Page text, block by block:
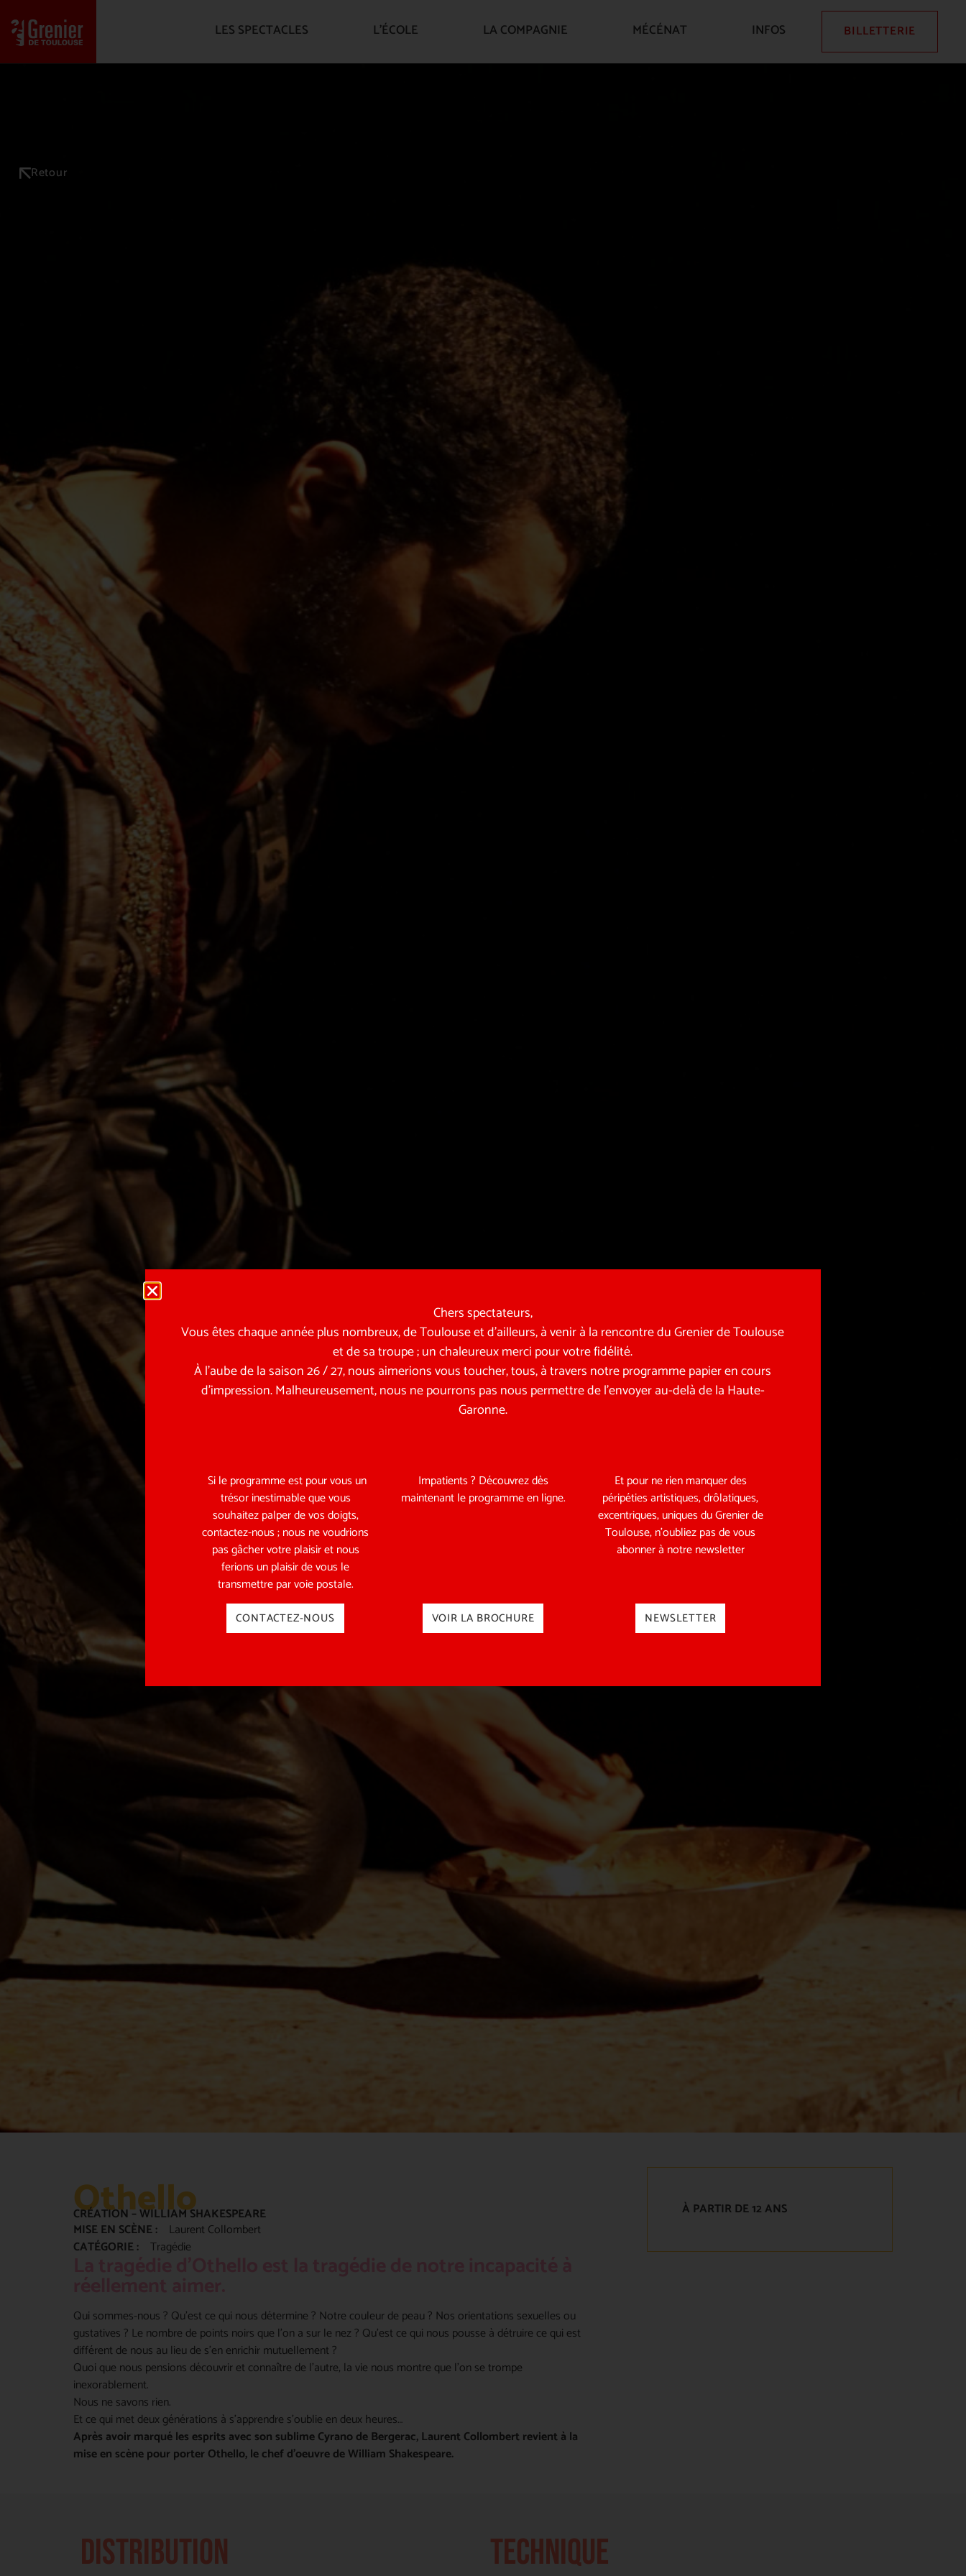
LES SPECTACLES L’ÉCOLE LA COMPAGNIE MÉCÉNAT INFOS BILLETTERIE
Retour
Othello
CRÉATION – WILLIAM SHAKESPEARE
MISE EN SCÈNE :
Laurent Collombert
CATÉGORIE : Tragédie
Qui sommes-nous ? Qu’est ce qui nous détermine ? Notre couleur de peau ? Nos orientations sexuelles ou
gustatives ? Le nombre de points noirs que l’on a sur le nez ? Qu’est ce qui nous pousse à détruire ce qui est
différent de nous au lieu de s’en enrichir mutuellement ?
Quoi que nous pensions découvrir et connaître de l’autre, la vie nous montre que l’on se trompe
inexorablement.
Nous ne savons rien.
Et ce qui met deux générations à s’apprendre s’oublie en deux heures…
Après avoir marqué les esprits avec son sublime Cyrano de Bergerac, Laurent Collombert revient à la
mise en scène pour porter Othello, le chef d’oeuvre de William Shakespeare.
À PARTIR DE 12 ANS
DISTRIBUTION TECHNIQUE
Chers spectateurs,
Vous êtes chaque année plus nombreux, de Toulouse et d’ailleurs, à venir à la rencontre du Grenier de Toulouse
et de sa troupe ; un chaleureux merci pour votre fidélité.
À l’aube de la saison 26 / 27, nous aimerions vous toucher, tous, à travers notre programme papier en cours
d’impression. Malheureusement, nous ne pourrons pas nous permettre de l’envoyer au-delà de la Haute-
Garonne.
Si le programme est pour vous un
trésor inestimable que vous
souhaitez palper de vos doigts,
contactez-nous ; nous ne voudrions
pas gâcher votre plaisir et nous
ferions un plaisir de vous le
transmettre par voie postale.
CONTACTEZ-NOUS
Impatients ? Découvrez dès
maintenant le programme en ligne.
VOIR LA BROCHURE
Et pour ne rien manquer des
péripéties artistiques, drôlatiques,
excentriques, uniques du Grenier de
Toulouse, n’oubliez pas de vous
abonner à notre newsletter
NEWSLETTER